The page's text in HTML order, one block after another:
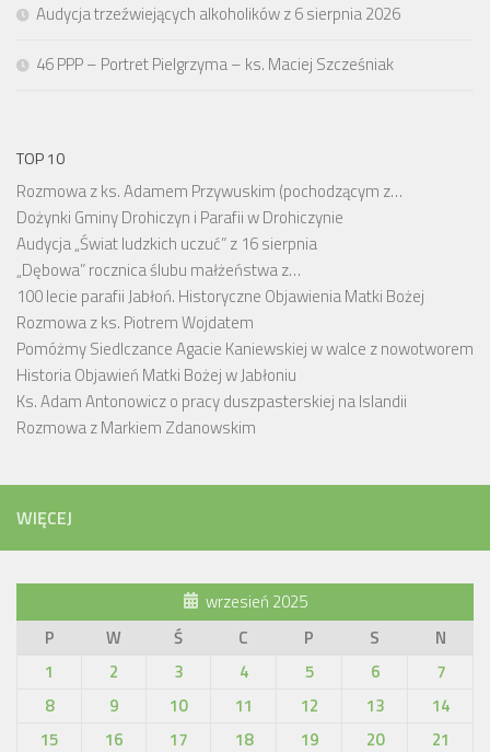
Audycja trzeźwiejących alkoholików z 6 sierpnia 2026
46 PPP – Portret Pielgrzyma – ks. Maciej Szcześniak
TOP 10
Rozmowa z ks. Adamem Przywuskim (pochodzącym z…
Dożynki Gminy Drohiczyn i Parafii w Drohiczynie
Audycja „Świat ludzkich uczuć” z 16 sierpnia
„Dębowa” rocznica ślubu małżeństwa z…
100 lecie parafii Jabłoń. Historyczne Objawienia Matki Bożej
Rozmowa z ks. Piotrem Wojdatem
Pomóżmy Siedlczance Agacie Kaniewskiej w walce z nowotworem
Historia Objawień Matki Bożej w Jabłoniu
Ks. Adam Antonowicz o pracy duszpasterskiej na Islandii
Rozmowa z Markiem Zdanowskim
WIĘCEJ
wrzesień 2025
P
W Ś C P S
N
1
2 3 4 5 6
7
8
9 10 11 12 13
14
15
16 17 18 19 20
21